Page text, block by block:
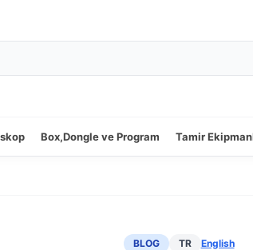
Box,Dongle ve Program Tamir
BLOG TR English